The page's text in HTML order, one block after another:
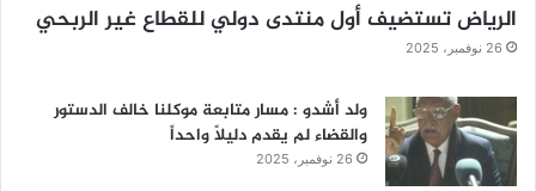
الرياض تستضيف أول منتدى دولي للقطاع غير الربحي
26 نوفمبر، 2025
ولد أشدو : مسار متابعة موكلنا خالف الدستور
والقضاء لم يقدم دليلاً واحداً
26 نوفمبر، 2025